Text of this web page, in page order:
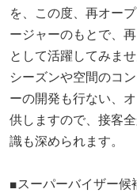
を、この度、再オー
ージャーのもとで、
として活躍してみま
シーズンや空間のコ
ーの開発も行ない、
供しますので、接客
識も深められます。
■スーパーバイザー候